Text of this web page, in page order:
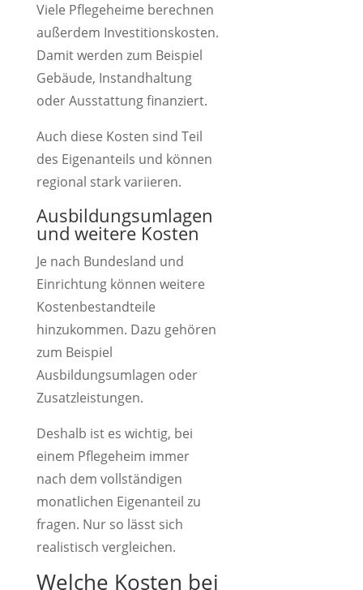
Viele Pflegeheime berechnen
außerdem Investitionskosten.
Damit werden zum Beispiel
Gebäude, Instandhaltung
oder Ausstattung finanziert.
Auch diese Kosten sind Teil
des Eigenanteils und können
regional stark variieren.
Ausbildungsumlagen
und weitere Kosten
Je nach Bundesland und
Einrichtung können weitere
Kostenbestandteile
hinzukommen. Dazu gehören
zum Beispiel
Ausbildungsumlagen oder
Zusatzleistungen.
Deshalb ist es wichtig, bei
einem Pflegeheim immer
nach dem vollständigen
monatlichen Eigenanteil zu
fragen. Nur so lässt sich
realistisch vergleichen.
Welche Kosten bei